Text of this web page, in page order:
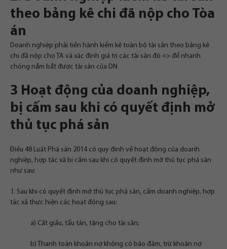
theo bảng kê chi đã nộp cho Tòa
án
Doanh nghiệp phải tiến hành kiểm kê toàn bộ tài sản theo bảng kê
chi đã nộp cho TA và xác định giá trị các tài sản đó => để nhanh
chóng nắm bắt được tài sản của DN
3 Hoạt động của doanh nghiệp,
bị cấm sau khi có quyết định mở
thủ tục phá sản
Điều 48 Luật Phá sản 2014 có quy định về hoạt động của doanh
nghiệp, hợp tác xã bị cấm sau khi có quyết định mở thủ tục phá sản
như sau:
1. Sau khi có quyết định mở thủ tục phá sản, cấm doanh nghiệp, hợp
tác xã thực hiện các hoạt động sau:
a) Cất giấu, tẩu tán, tặng cho tài sản;
b) Thanh toán khoản nợ không có bảo đảm, trừ khoản nợ